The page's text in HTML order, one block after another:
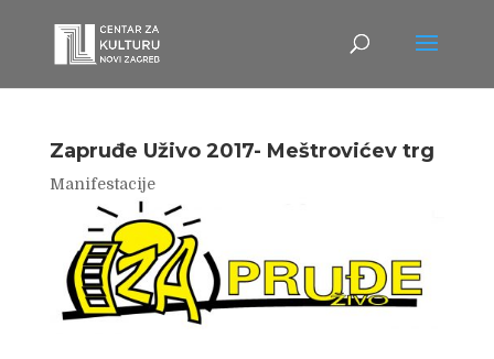
Zapruđe Uživo 2017- Meštrovićev trg
Manifestacije